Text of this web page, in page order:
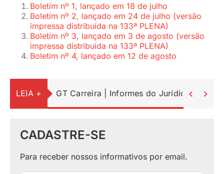
Boletim nº 1, lançado em 18 de julho
Boletim nº 2, lançado em 24 de julho (versão
impressa distribuída na 133ª PLENA)
Boletim nº 3, lançado em 3 de agosto (versão
impressa distribuída na 133ª PLENA)
Boletim nº 4, lançado em 12 de agosto
LEIA + GT Carreira | Informes do Jurídico 
CADASTRE-SE
Para receber nossos informativos por email.